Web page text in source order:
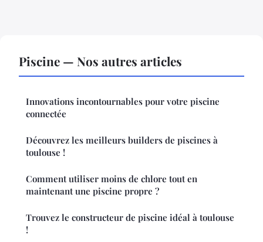
Piscine — Nos autres articles
Innovations incontournables pour votre piscine
connectée
Découvrez les meilleurs builders de piscines à
toulouse !
Comment utiliser moins de chlore tout en
maintenant une piscine propre ?
Trouvez le constructeur de piscine idéal à toulouse
!